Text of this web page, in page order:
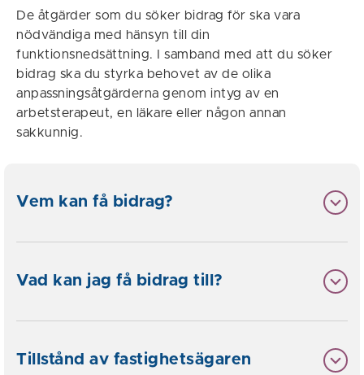
De åtgärder som du söker bidrag för ska vara
nödvändiga med hänsyn till din
funktionsnedsättning. I samband med att du söker
bidrag ska du styrka behovet av de olika
anpassningsåtgärderna genom intyg av en
arbetsterapeut, en läkare eller någon annan
sakkunnig.
Vem kan få bidrag?
Vad kan jag få bidrag till?
Tillstånd av fastighetsägaren